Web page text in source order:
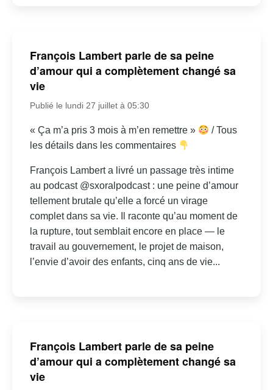
François Lambert parle de sa peine
d’amour qui a complètement changé sa
vie
Publié le lundi 27 juillet à 05:30
« Ça m’a pris 3 mois à m’en remettre »
/ Tous
les détails dans les commentaires
François Lambert a livré un passage très intime
au podcast @sxoralpodcast : une peine d’amour
tellement brutale qu’elle a forcé un virage
complet dans sa vie. Il raconte qu’au moment de
la rupture, tout semblait encore en place — le
travail au gouvernement, le projet de maison,
l’envie d’avoir des enfants, cinq ans de vie...
François Lambert parle de sa peine
d’amour qui a complètement changé sa
vie